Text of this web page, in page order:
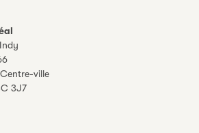
ville
3J7